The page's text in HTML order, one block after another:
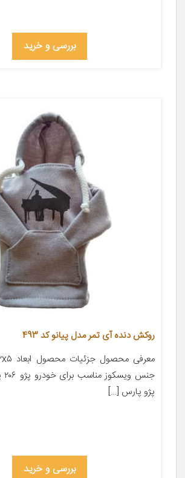
بررسی و خرید
روکش دنده آی تمر مدل پیانو کد 493
پژو پارس […]
بررسی و خرید